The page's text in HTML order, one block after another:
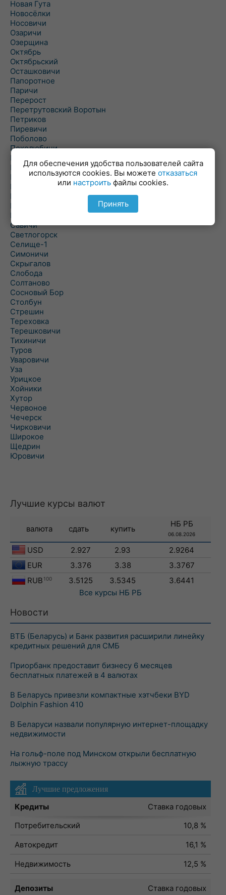
Новая Гута
Новосёлки
Носовичи
Озаричи
Озерщина
Октябрь
Октябрьский
Осташковичи
Папоротное
Паричи
Перерост
Перетрутовский Воротын
Петриков
Пиревичи
Поболово
Поколюбичи
Полесье
Птичь
Речица
Ровенская Слобода
Рогачев
Рогинь
Рудня
Савичи
Светлогорск
Селище-1
Симоничи
Скрыгалов
Слобода
Солтаново
Сосновый Бор
Столбун
Стрешин
Тереховка
Терешковичи
Тихиничи
Туров
Уваровичи
Уза
Урицкое
Хойники
Хутор
Червоное
Чечерск
Чирковичи
Широкое
Щедрин
Юровичи
Лучшие курсы валют
валюта сдать купить
НБ РБ
06.08.2026
USD 2.927 2.93
2.9264
EUR
3.376 3.38
3.3767
RUB 100 3.5125 3.5345
3.6441
Все курсы НБ РБ
Новости
ВТБ (Беларусь) и Банк развития расширили линейку
кредитных решений для СМБ
Приорбанк предоставит бизнесу 6 месяцев
бесплатных платежей в 4 валютах
В Беларусь привезли компактные хэтчбеки BYD
Dolphin Fashion 410
В Беларуси назвали популярную интернет-площадку
недвижимости
На гольф-поле под Минском открыли бесплатную
лыжную трассу
Лучшие предложения
Кредиты
Ставка годовых
Потребительский
10,8 %
Автокредит
16,1 %
Недвижимость
12,5 %
Депозиты
Ставка годовых
Для обеспечения удобства пользователей сайта
используются cookies. Вы можете отказаться
или настроить файлы cookies.
Принять